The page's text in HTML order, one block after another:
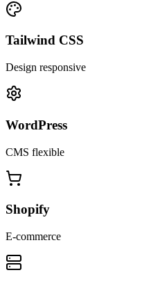
Tailwind CSS
Design responsive
WordPress
CMS flexible
Shopify
E-commerce